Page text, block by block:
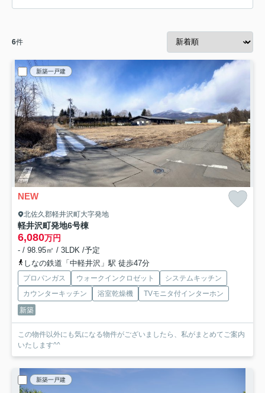
6件
新築一戸建
NEW
北佐久郡軽井沢町大字発地
軽井沢町発地6号棟
6,080万円
- / 98.95㎡ / 3LDK /予定
しなの鉄道「中軽井沢」駅 徒歩47分
プロパンガス ウォークインクロゼット
システムキッチン
カウンターキッチン
浴室乾燥機
TVモニタ付インターホン
新築
この物件以外にも気になる物件がございましたら、私がまとめてご案内
いたします^^
新築一戸建